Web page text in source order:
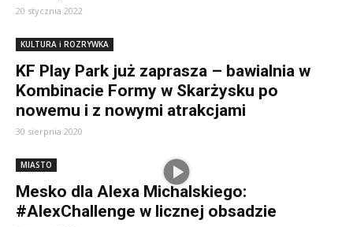
20 stycznia 2022
KULTURA i ROZRYWKA
KF Play Park już zaprasza – bawialnia w
Kombinacie Formy w Skarżysku po
nowemu i z nowymi atrakcjami
30 sierpnia 2020
MIASTO
Mesko dla Alexa Michalskiego:
#AlexChallenge w licznej obsadzie